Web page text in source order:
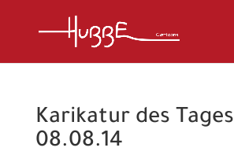
Karikatur des Tages
08.08.14